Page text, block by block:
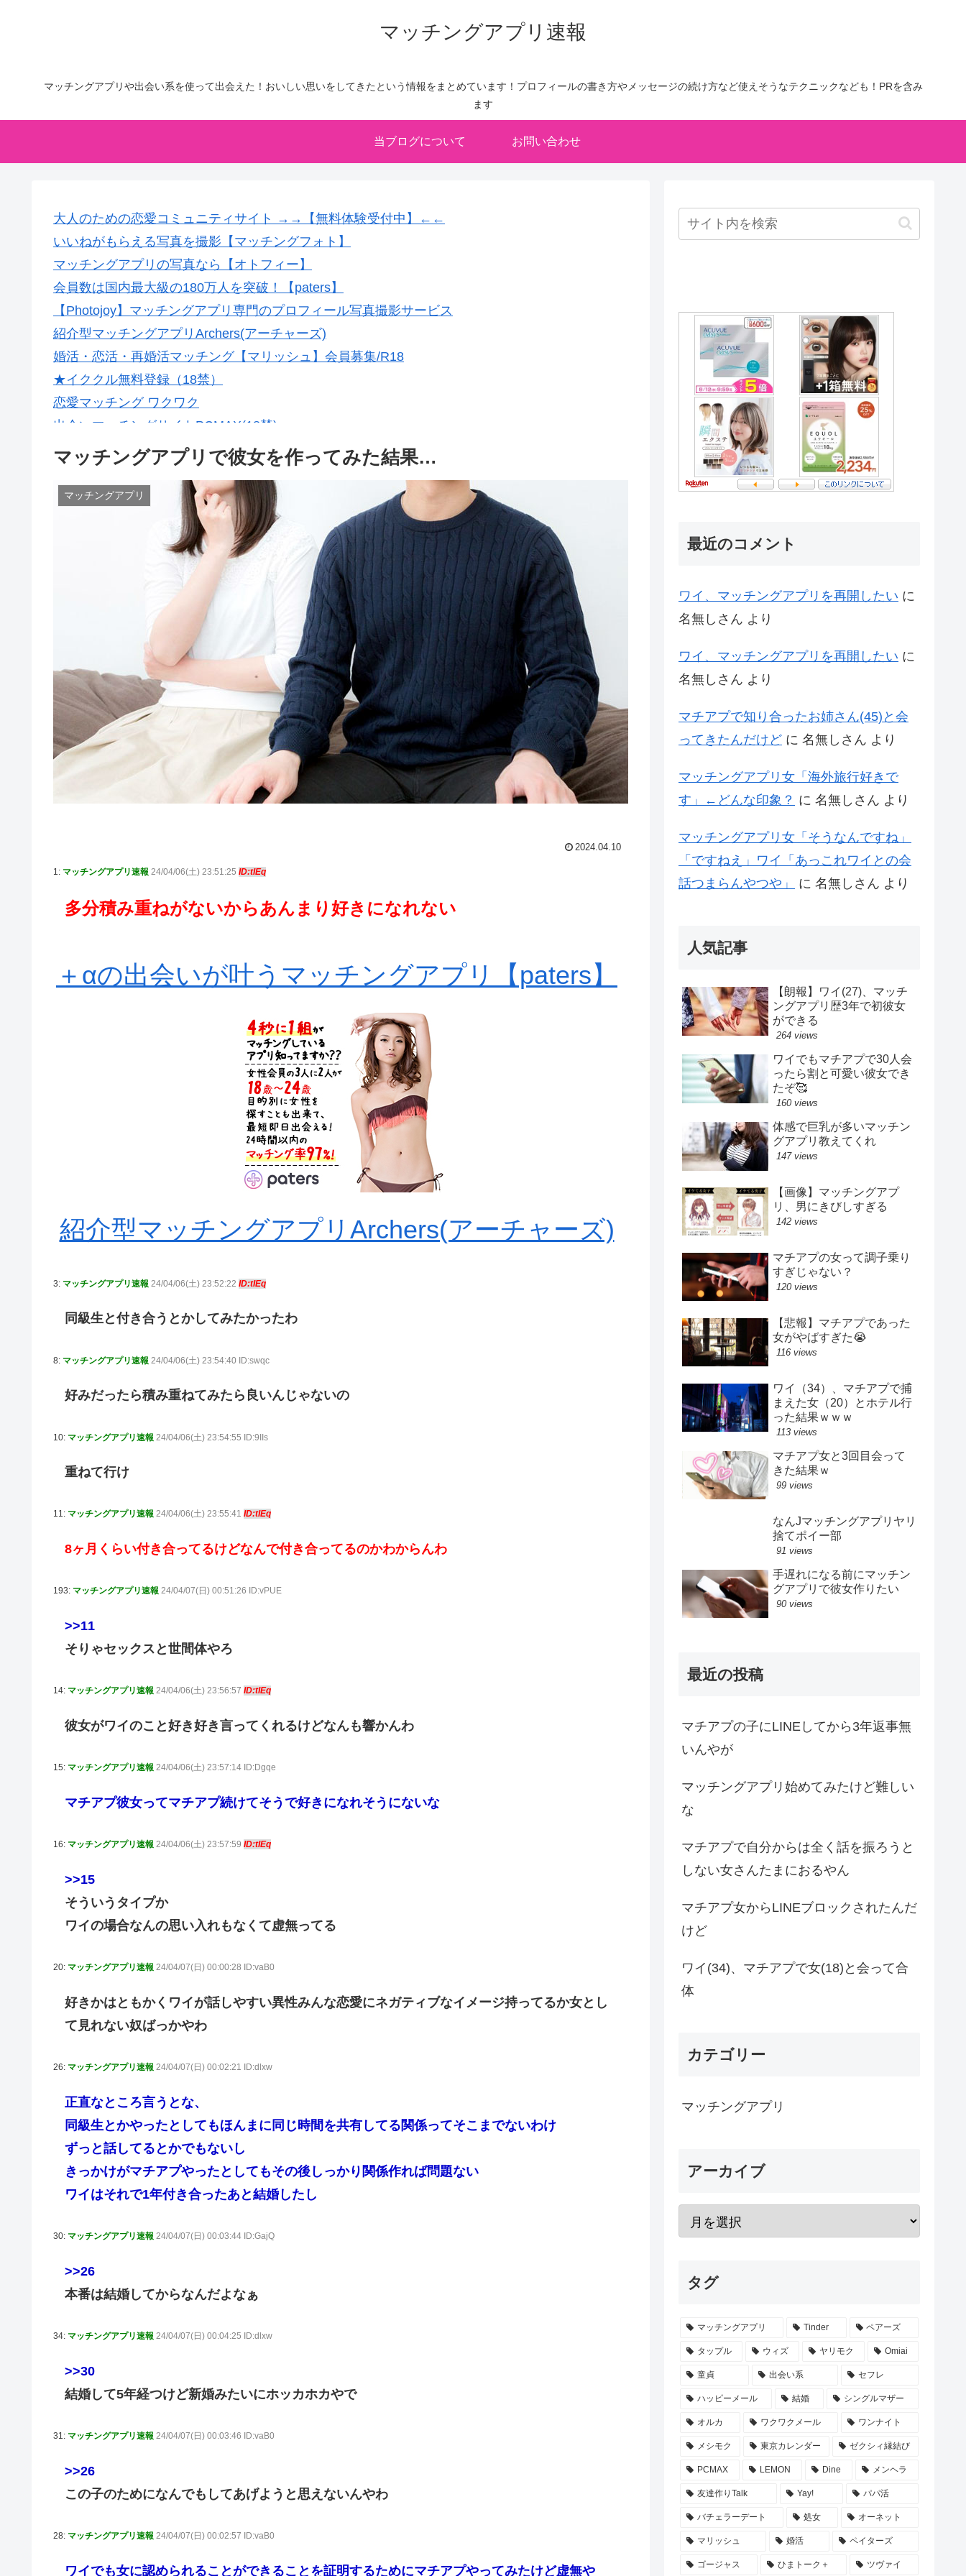
マッチングアプリ速報
マッチングアプリや出会い系を使って出会えた！おいしい思いをしてきたという情報をまとめています！プロフィールの書き方やメッセージの続け方など使えそうなテクニックなども！PRを含み
ます
当ブログについて お問い合わせ
大人のための恋愛コミュニティサイト →→【無料体験受付中】←←
いいねがもらえる写真を撮影【マッチングフォト】
マッチングアプリの写真なら【オトフィー】
会員数は国内最大級の180万人を突破！【paters】
【Photojoy】マッチングアプリ専門のプロフィール写真撮影サービス
紹介型マッチングアプリArchers(アーチャーズ)
婚活・恋活・再婚活マッチング【マリッシュ】会員募集/R18
★イククル無料登録（18禁）
恋愛マッチング ワクワク
出会いマッチングサイトPCMAX(18禁)
マッチングアプリで彼女を作ってみた結果…
マッチングアプリ
2024.04.10
1: マッチングアプリ速報 24/04/06(土) 23:51:25 ID:tIEq
多分積み重ねがないからあんまり好きになれない
＋αの出会いが叶うマッチングアプリ【paters】
紹介型マッチングアプリArchers(アーチャーズ)
3: マッチングアプリ速報 24/04/06(土) 23:52:22 ID:tIEq
同級生と付き合うとかしてみたかったわ
8: マッチングアプリ速報 24/04/06(土) 23:54:40 ID:swqc
好みだったら積み重ねてみたら良いんじゃないの
10: マッチングアプリ速報 24/04/06(土) 23:54:55 ID:9IIs
重ねて行け
11: マッチングアプリ速報 24/04/06(土) 23:55:41 ID:tIEq
8ヶ月くらい付き合ってるけどなんで付き合ってるのかわからんわ
193: マッチングアプリ速報 24/04/07(日) 00:51:26 ID:vPUE
>>11
そりゃセックスと世間体やろ
14: マッチングアプリ速報 24/04/06(土) 23:56:57 ID:tIEq
彼女がワイのこと好き好き言ってくれるけどなんも響かんわ
15: マッチングアプリ速報 24/04/06(土) 23:57:14 ID:Dgqe
マチアプ彼女ってマチアプ続けてそうで好きになれそうにないな
16: マッチングアプリ速報 24/04/06(土) 23:57:59 ID:tIEq
>>15
そういうタイプか
ワイの場合なんの思い入れもなくて虚無ってる
20: マッチングアプリ速報 24/04/07(日) 00:00:28 ID:vaB0
好きかはともかくワイが話しやすい異性みんな恋愛にネガティブなイメージ持ってるか女とし
て見れない奴ばっかやわ
26: マッチングアプリ速報 24/04/07(日) 00:02:21 ID:dlxw
正直なところ言うとな、
同級生とかやったとしてもほんまに同じ時間を共有してる関係ってそこまでないわけ
ずっと話してるとかでもないし
きっかけがマチアプやったとしてもその後しっかり関係作れば問題ない
ワイはそれで1年付き合ったあと結婚したし
30: マッチングアプリ速報 24/04/07(日) 00:03:44 ID:GajQ
>>26
本番は結婚してからなんだよなぁ
34: マッチングアプリ速報 24/04/07(日) 00:04:25 ID:dlxw
>>30
結婚して5年経つけど新婚みたいにホッカホカやで
31: マッチングアプリ速報 24/04/07(日) 00:03:46 ID:vaB0
>>26
この子のためになんでもしてあげようと思えないんやわ
28: マッチングアプリ速報 24/04/07(日) 00:02:57 ID:vaB0
ワイでも女に認められることができることを証明するためにマチアプやってみたけど虚無や
最近のコメント
ワイ、マッチングアプリを再開したい に
名無しさん より
ワイ、マッチングアプリを再開したい に
名無しさん より
マチアプで知り合ったお姉さん(45)と会
ってきたんだけど に 名無しさん より
マッチングアプリ女「海外旅行好きで
す」←どんな印象？ に 名無しさん より
マッチングアプリ女「そうなんですね」
「ですねえ」ワイ「あっこれワイとの会
話つまらんやつや」
に 名無しさん より
人気記事
【朗報】ワイ(27)、マッチ
ングアプリ歴3年で初彼女
ができる
264 views
ワイでもマチアプで30人会
ったら割と可愛い彼女でき
たぞ🥰
160 views
体感で巨乳が多いマッチン
グアプリ教えてくれ
147 views
【画像】マッチングアプ
リ、男にきびしすぎる
142 views
マチアプの女って調子乗り
すぎじゃない？
120 views
【悲報】マチアプであった
女がやばすぎた😭
116 views
ワイ（34）、マチアプで捕
まえた女（20）とホテル行
った結果ｗｗｗ
113 views
マチアプ女と3回目会って
きた結果ｗ
99 views
なんJマッチングアプリヤリ
捨てポイー部
91 views
手遅れになる前にマッチン
グアプリで彼女作りたい
90 views
最近の投稿
マチアプの子にLINEしてから3年返事無
いんやが
マッチングアプリ始めてみたけど難しい
な
マチアプで自分からは全く話を振ろうと
しない女さんたまにおるやん
マチアプ女からLINEブロックされたんだ
けど
ワイ(34)、マチアプで女(18)と会って合
体
カテゴリー
マッチングアプリ
アーカイブ
タグ
マッチングアプリ Tinder ペアーズ
タップル ウィズ ヤリモク Omiai
童貞 出会い系 セフレ
ハッピーメール 結婚 シングルマザー
オルカ ワクワクメール ワンナイト
メシモク 東京カレンダー ゼクシィ縁結び
PCMAX LEMON Dine メンヘラ
友達作りTalk Yay! パパ活
バチェラーデート 処女 オーネット
マリッシュ 婚活 ペイターズ
ゴージャス ひまトーク＋ ツヴァイ